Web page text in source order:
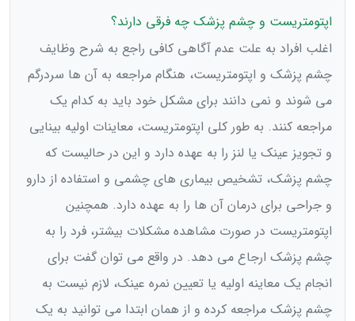
اپتومتریست و چشم پزشک چه فرقی دارند؟
اغلب افراد به علت عدم آگاهی کافی راجع به شرح وظایف
چشم پزشک و اپتومتریست، هنگام مراجعه به آن ها سردرگم
می شوند و نمی دانند برای مشکل خود باید به کدام یک
مراجعه کنند. به طور کلی اپتومتریست، معاینات اولیه بینایی
و تجویز عینک یا لنز را به عهده دارد و این در حالیست که
چشم پزشک، تشخیص بیماری های چشمی و استفاده از دارو
و جراحی برای درمان آن ها را به عهده دارد. همچنین
اپتومتریست در صورت مشاهده مشکلات بیشتر، فرد را به
چشم پزشک ارجاع می دهد. در واقع می توان گفت برای
انجام یک معاینه اولیه یا تعیین نمره عینک، لازم نیست به
چشم پزشک مراجعه کرده و از همان ابتدا می توانید به یک